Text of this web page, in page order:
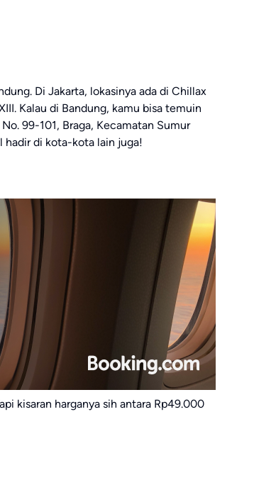
Di Jakarta, lokasinya ada di Chillax
Kalau di Bandung, kamu bisa temuin
99-101, Braga, Kecamatan Sumur
hadir di kota-kota lain juga!
kisaran harganya sih antara Rp49.000